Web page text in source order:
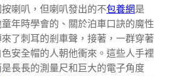
喇叭，但喇叭發出的不包養網是
童年時學會的、關於泊車口訣的魔性
了刺耳的剎車聲，接著，一群穿著
安全帽的人朝他衝來。這些人手裡
長長的測量尺和巨大的電子角度